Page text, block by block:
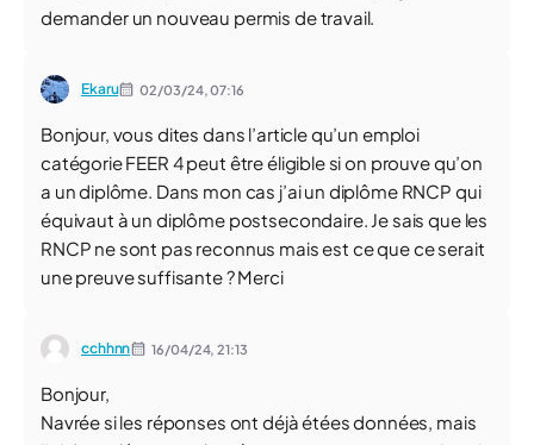
demander un nouveau permis de travail.
Ekaru 02/03/24,07:16
Bonjour, vous dites dans l’article qu’un emploi
catégorie FEER 4 peut être éligible si on prouve qu’on
a un diplôme. Dans mon cas j’ai un diplôme RNCP qui
équivaut à un diplôme postsecondaire. Je sais que les
RNCP ne sont pas reconnus mais est ce que ce serait
une preuve suffisante ? Merci
cchhnn 16/04/24,21:13
Bonjour,
Navrée si les réponses ont déjà étées données, mais